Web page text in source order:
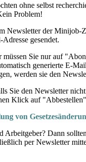
ohne selbst
Problem!
Newsletter der Minijob-
gesendet.
müssen Sie nur auf
generierte E-
werden sie den
Sie den Newsletter
Klick auf "Abbestellen"
von
Arbeitgeber? Dann
per Newsletter